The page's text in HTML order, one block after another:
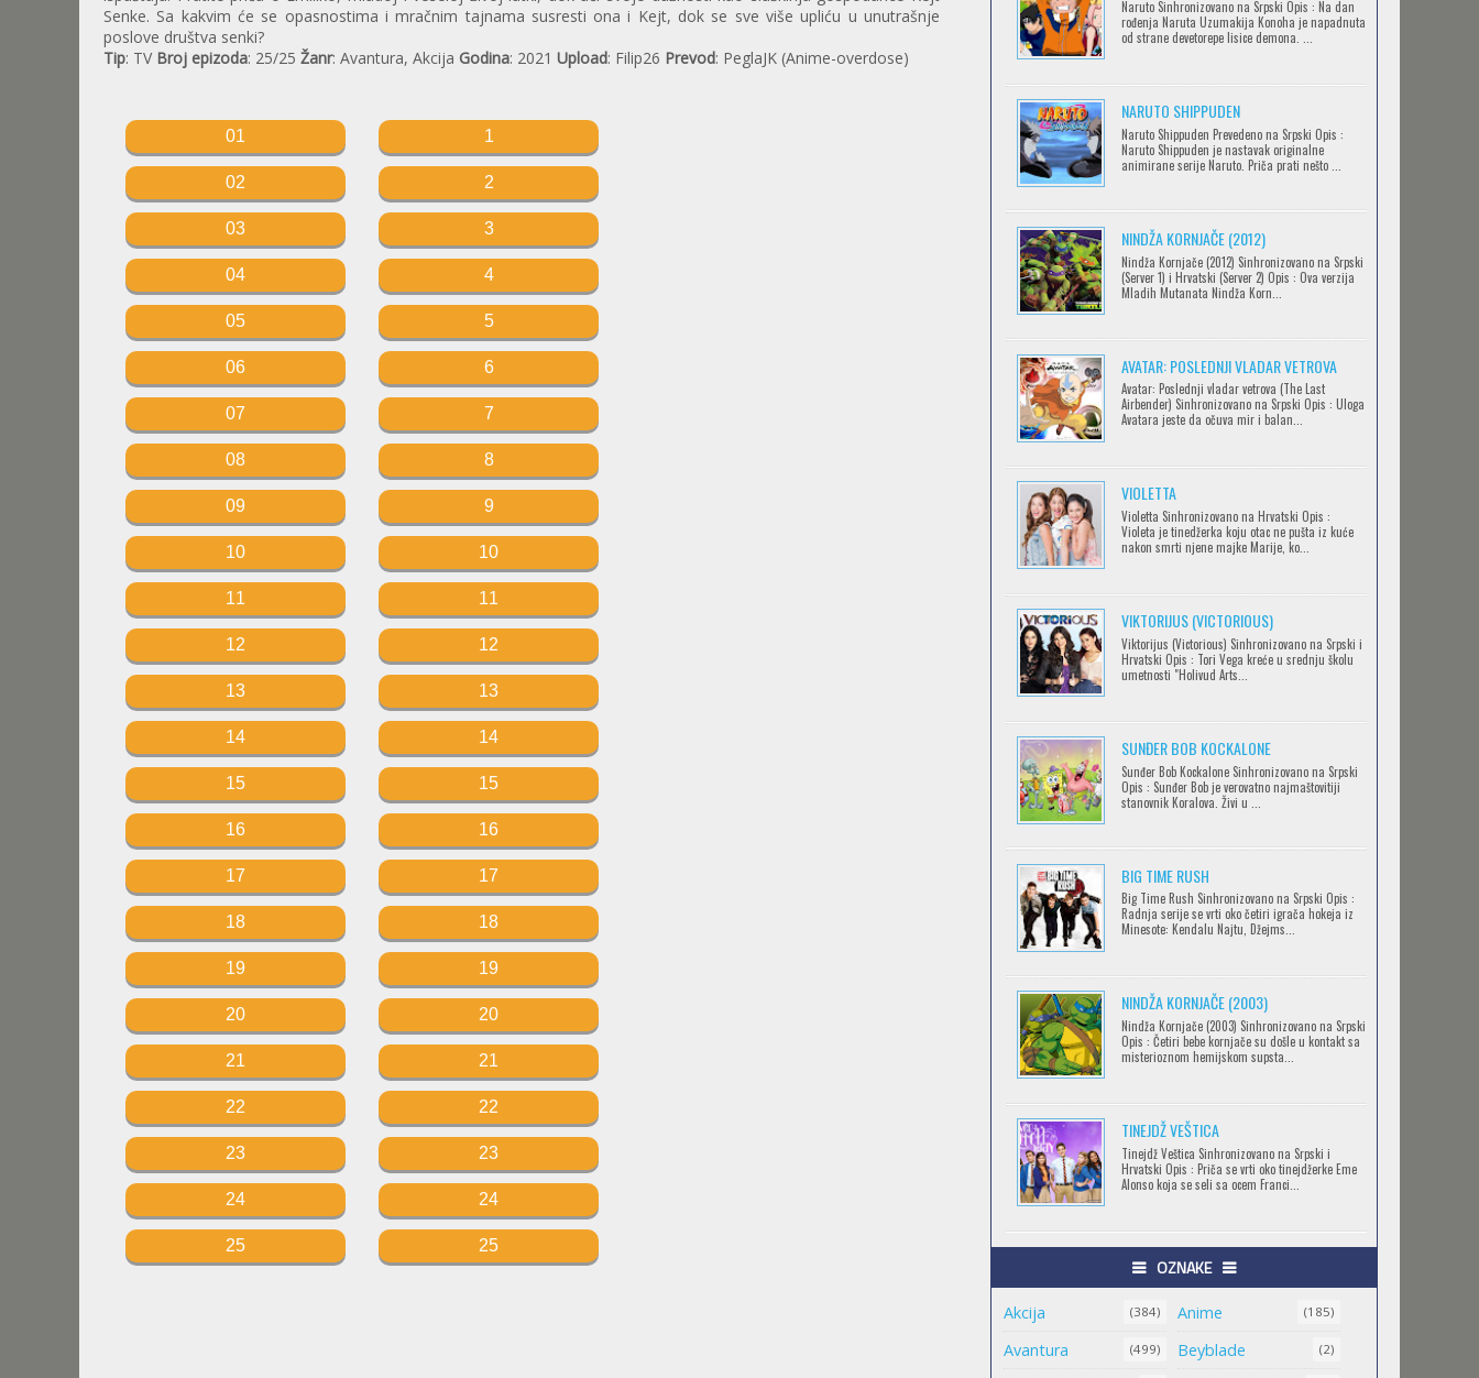
Senke. Sa kakvim će se opasnostima i mračnim tajnama susresti ona i Kejt, dok se sve više upliću u unutrašnje
poslove društva senki?
Tip: TV Broj epizoda: 25/25 Žanr: Avantura, Akcija Godina: 2021 Upload: Filip26 Prevod: PeglaJK (Anime-overdose)
01
02
03
04
05
06
07
08
09
10
11
12
13
14
15
16
17
18
19
20
21
22
23
24
25
1
2
3
4
5
6
7
8
9
10
11
12
13
14
15
16
17
18
19
20
21
22
23
24
25
.HACK//LIMINALITY
SOVA I EKIPA
Feb 12 2023 |Gledaj »
BLOODIVORES
Feb 12 2023 |Gledaj »
AVANTURE KIDA OPASNOST
Feb 12 2023 |Gledaj »
IPAK SE OKREĆE (GALILEO: EPPUR SI
MUOVE)
Feb 12 2023 |Gledaj »
Feb 12 2023 |
SERVAMP
Feb 12 2023 |Gledaj »
2.43: SEIIN HIGH SCHOOL BOYS
VOLLEYBALL TEAM
CLEAN FREAK! AOYAMA-KUN
RECORD OF RAGNAROK
Feb 11 2023 |Gledaj »
TORADORA
Feb 11 2023 |Gledaj »
TRIGUN STAMPEDE
Feb 11 2023 |Gledaj »
ORIENT
Naruto Sinhronizovano na Srpski Opis : Na dan
rođenja Naruta Uzumakija Konoha je napadnuta
od strane devetorepe lisice demona. ...
NARUTO SHIPPUDEN
Naruto Shippuden Prevedeno na Srpski Opis :
Naruto Shippuden je nastavak originalne
animirane serije Naruto. Priča prati nešto ...
NINDŽA KORNJAČE (2012)
Nindža Kornjače (2012) Sinhronizovano na Srpski
(Server 1) i Hrvatski (Server 2) Opis : Ova verzija
Mladih Mutanata Nindža Korn...
AVATAR: POSLEDNJI VLADAR VETROVA
Avatar: Poslednji vladar vetrova (The Last
Airbender) Sinhronizovano na Srpski Opis : Uloga
Avatara jeste da očuva mir i balan...
VIOLETTA
Violetta Sinhronizovano na Hrvatski Opis :
Violeta je tinedžerka koju otac ne pušta iz kuće
nakon smrti njene majke Marije, ko...
VIKTORIJUS (VICTORIOUS)
Viktorijus (Victorious) Sinhronizovano na Srpski i
Hrvatski Opis : Tori Vega kreće u srednju školu
umetnosti "Holivud Arts...
SUNĐER BOB KOCKALONE
Sunđer Bob Kockalone Sinhronizovano na Srpski
Opis : Sunđer Bob je verovatno najmaštovitiji
stanovnik Koralova. Živi u ...
BIG TIME RUSH
Big Time Rush Sinhronizovano na Srpski Opis :
Radnja serije se vrti oko četiri igrača hokeja iz
Minesote: Kendalu Najtu, Džejms...
NINDŽA KORNJAČE (2003)
Nindža Kornjače (2003) Sinhronizovano na Srpski
Opis : Četiri bebe kornjače su došle u kontakt sa
misterioznom hemijskom supsta...
TINEJDŽ VEŠTICA
Tinejdž Veštica Sinhronizovano na Srpski i
Hrvatski Opis : Priča se vrti oko tinejdžerke Eme
Alonso koja se seli sa ocem Franci...
OZNAKE
Akcija (384) Anime (185)
Avantura (499) Beyblade (2)